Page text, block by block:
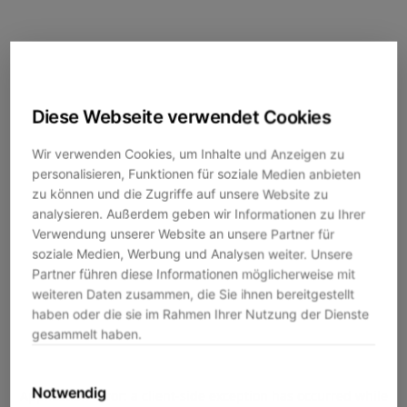
Diese Webseite verwendet Cookies
Wir verwenden Cookies, um Inhalte und Anzeigen zu
personalisieren, Funktionen für soziale Medien anbieten
zu können und die Zugriffe auf unsere Website zu
analysieren. Außerdem geben wir Informationen zu Ihrer
Verwendung unserer Website an unsere Partner für
soziale Medien, Werbung und Analysen weiter. Unsere
Partner führen diese Informationen möglicherweise mit
weiteren Daten zusammen, die Sie ihnen bereitgestellt
haben oder die sie im Rahmen Ihrer Nutzung der Dienste
gesammelt haben.
Notwendig
Application error: a